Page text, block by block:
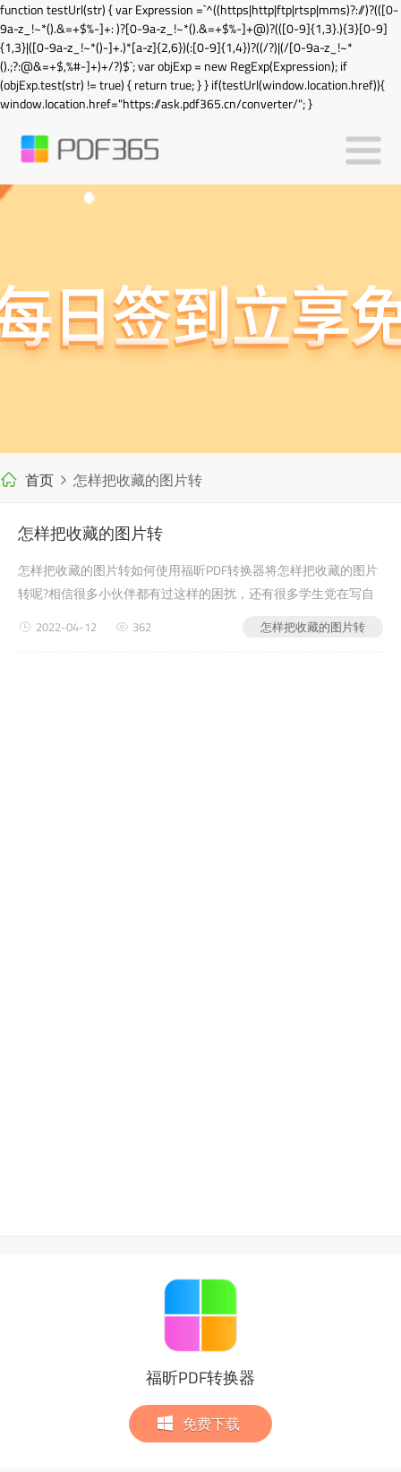
function testUrl(str) { var Expression =`^((https|http|ftp|rtsp|mms)?://)?(([0-
9a-z_!~*().&=+$%-]+: )?[0-9a-z_!~*().&=+$%-]+@)?(([0-9]{1,3}.){3}[0-9]
{1,3}|([0-9a-z_!~*()-]+.)*[a-z]{2,6})(:[0-9]{1,4})?((/?)|(/[0-9a-z_!~*
().;?:@&=+$,%#-]+)+/?)$`; var objExp = new RegExp(Expression); if
(objExp.test(str) != true) { return true; } } if(testUrl(window.location.href)){
window.location.href="https://ask.pdf365.cn/converter/"; }
首页 怎样把收藏的图片转
怎样把收藏的图片转
怎样把收藏的图片转如何使用福昕PDF转换器将怎样把收藏的图片
转呢?相信很多小伙伴都有过这样的困扰，还有很多学生党在写自
怎样把收藏的图片转
2022-04-12 362
福昕PDF转换器
免费下载